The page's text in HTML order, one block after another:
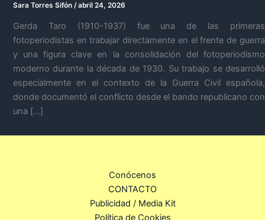
Sara Torres Sifón /abril 24, 2026
Gerda Taro (1910-1937) fue una de las primeras
fotoperiodistas en trabajar directamente en el frente de guerra
y una figura clave en la consolidación del fotoperiodismo
moderno durante la década de 1930. Su trabajo se desarrolló
especialmente en el contexto de la Guerra Civil española,
donde documentó el conflicto desde el bando republicano con
una […]
Conócenos
CONTACTO
Publicidad / Media Kit
Política de Cookies